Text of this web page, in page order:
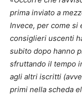
prima inviato a
Invece, per come si
consiglieri uscenti
subito dopo hanno
sfruttando il tempo
agli altri iscritti
primi nella scheda